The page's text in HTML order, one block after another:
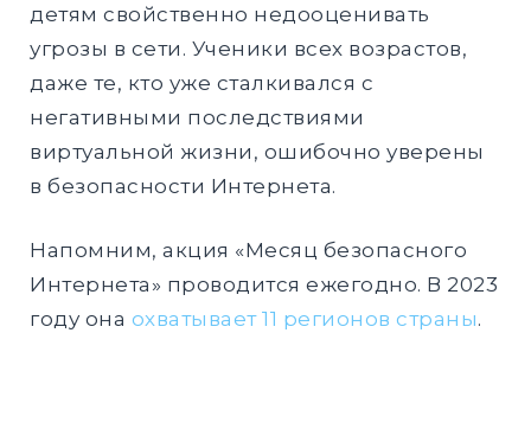
детям свойственно недооценивать
угрозы в сети. Ученики всех возрастов,
даже те, кто уже сталкивался с
негативными последствиями
виртуальной жизни, ошибочно уверены
в безопасности Интернета.
Напомним, акция «Месяц безопасного
Интернета» проводится ежегодно. В 2023
году она охватывает 11 регионов страны.